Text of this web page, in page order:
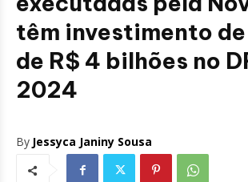
têm investimento
de R$ 4 bilhões no
2024
By Jessyca Janiny Sousa